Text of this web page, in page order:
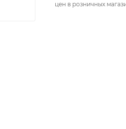
цен в розничных